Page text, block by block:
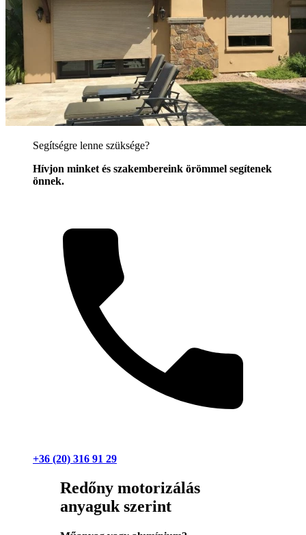
Segítségre lenne szüksége?
Hívjon minket és szakembereink örömmel segítenek
önnek.
+36 (20) 316 91 29
Redőny motorizálás
anyaguk szerint